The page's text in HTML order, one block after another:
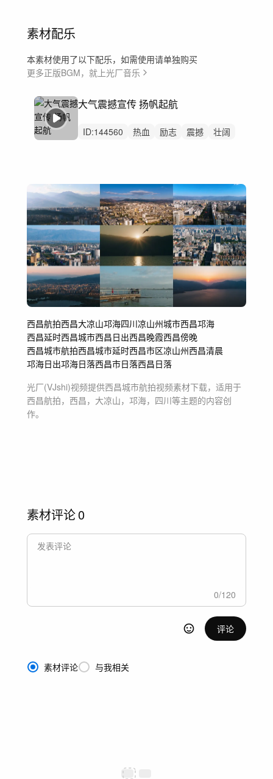
素材配乐
本素材使用了以下配乐，如需使用请单独购买
更多正版BGM，就上光厂音乐
大气震撼宣传 扬帆起航
ID:144560 热血 励志 震撼
壮阔
西昌航拍西昌大凉山邛海四川凉山州城市西昌邛海
西昌延时西昌城市西昌日出西昌晚霞西昌傍晚
西昌城市航拍西昌城市延时西昌市区凉山州西昌清晨
邛海日出邛海日落西昌市日落西昌日落
光厂(VJshi)视频提供西昌城市航拍视频素材下载，适用于
西昌航拍，西昌，大凉山，邛海，四川等主题的内容创
作。
素材评论0
0/120
评论
素材评论 与我相关